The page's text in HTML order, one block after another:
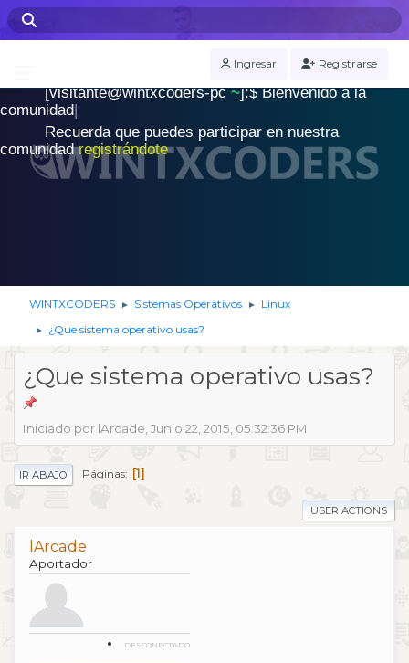
Ingresar Registrarse
WINTXCODERS Terminal
[visitante@wintxcoders-pc~]:$ .
Bienvenido a la
comunidad|
Recuerda que puedes participar en nuestra
comunidadregistrándote
WINTXCODERS ► Sistemas Operativos ► Linux
► ¿Que sistema operativo usas?
¿Que sistema operativo usas?
Iniciado por lArcade, Junio 22, 2015, 05:32:36 PM
IR ABAJO Páginas 1
USER ACTIONS
lArcade
Aportador
DESCONECTADO